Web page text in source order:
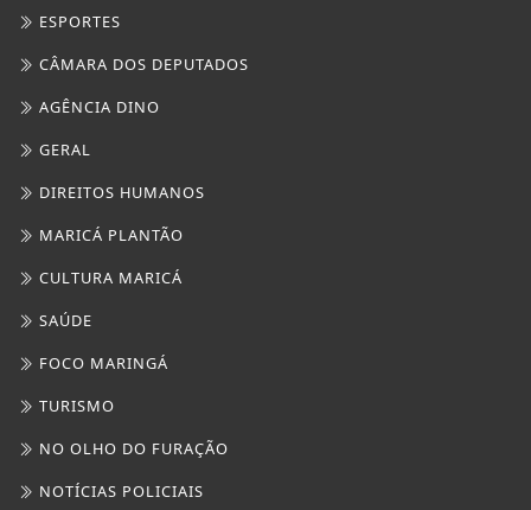
ESPORTES
CÂMARA DOS DEPUTADOS
AGÊNCIA DINO
GERAL
DIREITOS HUMANOS
MARICÁ PLANTÃO
CULTURA MARICÁ
SAÚDE
FOCO MARINGÁ
TURISMO
NO OLHO DO FURAÇÃO
NOTÍCIAS POLICIAIS